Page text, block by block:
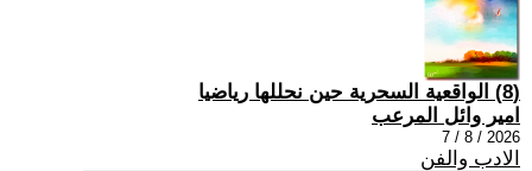
(8) الواقعية السحرية حين نحللها رياضيا
امير وائل المرعب
2026 / 8 / 7
الادب والفن